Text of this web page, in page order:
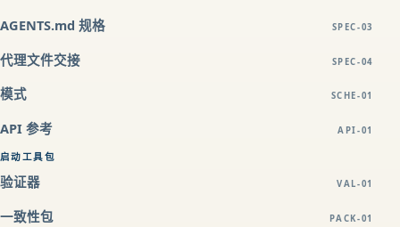
AGENTS.md 规格 SPEC-03
代理文件交接 SPEC-04
模式 SCHE-01
API 参考 API-01
启动工具包
验证器 VAL-01
一致性包 PACK-01